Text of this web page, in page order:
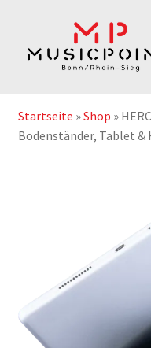
Navigation
springen
Inhalt
springen
Instrumentenabos
Outlet & Second Hand
Geschenkgutschein
Service/Reparatur
Startseite »Shop »
Bodenständer, Tablet &